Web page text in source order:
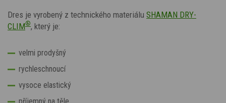
Dres je vyrobený z technického materiálu SHAMAN DRY-
CLIM®, který je:
velmi prodyšný
rychleschnoucí
vysoce elastický
příjemný na těle